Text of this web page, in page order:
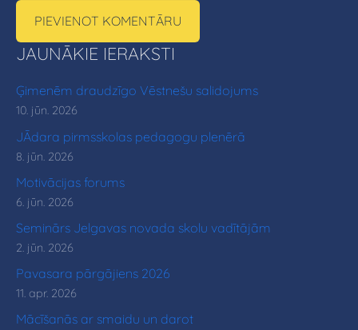
JAUNĀKIE IERAKSTI
Ģimenēm draudzīgo Vēstnešu salidojums
10. jūn. 2026
JĀdara pirmsskolas pedagogu plenērā
8. jūn. 2026
Motivācijas forums
6. jūn. 2026
Seminārs Jelgavas novada skolu vadītājām
2. jūn. 2026
Pavasara pārgājiens 2026
11. apr. 2026
Mācīšanās ar smaidu un darot